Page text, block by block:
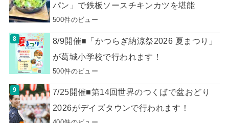
パン」で鉄板ソースチキンカツを堪能
500件のビュー
8/9開催■「かつらぎ納涼祭2026 夏まつり」
が葛城小学校で行われます！
500件のビュー
7/25開催■第14回世界のつくばで盆おどり
2026がデイズタウンで行われます！